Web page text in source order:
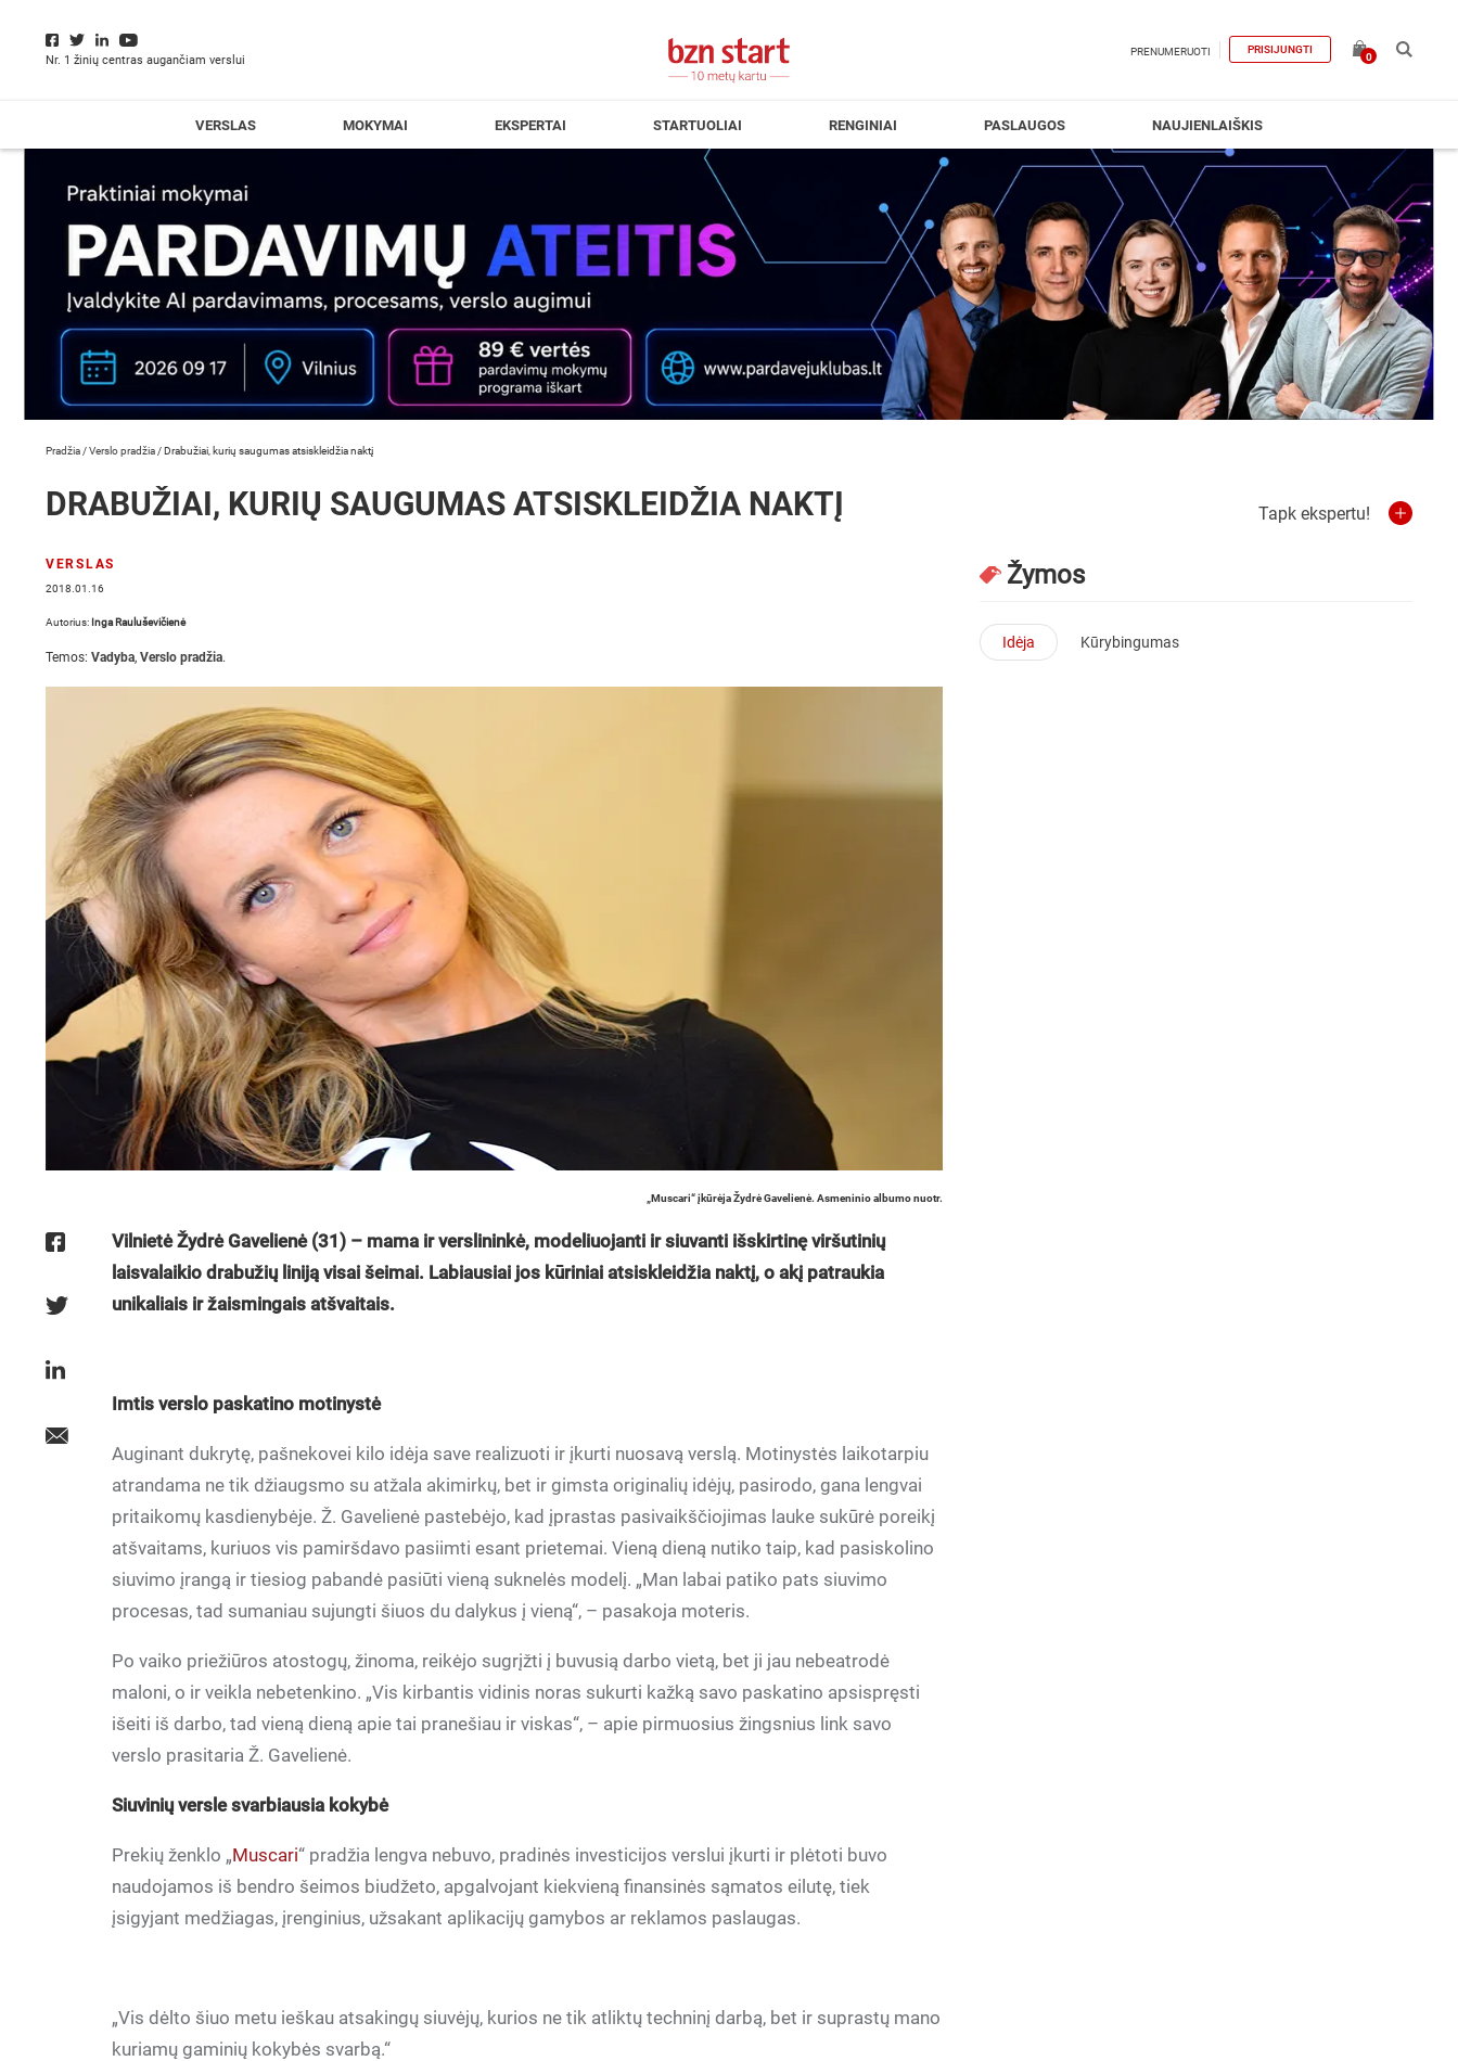
Nr. 1 žinių centras augančiam verslui
PRENUMERUOTI PRISIJUNGTI
0
VERSLAS MOKYMAI EKSPERTAI STARTUOLIAI RENGINIAI PASLAUGOS NAUJIENLAIŠKIS
Pradžia /Verslo pradžia /Drabužiai, kurių saugumas atsiskleidžia naktį
DRABUŽIAI, KURIŲ SAUGUMAS ATSISKLEIDŽIA NAKTĮ
VERSLAS
2018.01.16
Autorius: Inga Rauluševičienė
Temos: Vadyba, Verslo pradžia.
„Muscari“ įkūrėja Žydrė Gavelienė. Asmeninio albumo nuotr.
Vilnietė Žydrė Gavelienė (31) – mama ir verslininkė, modeliuojanti ir siuvanti išskirtinę viršutinių
laisvalaikio drabužių liniją visai šeimai. Labiausiai jos kūriniai atsiskleidžia naktį, o akį patraukia
unikaliais ir žaismingais atšvaitais.
Imtis verslo paskatino motinystė
Auginant dukrytę, pašnekovei kilo idėja save realizuoti ir įkurti nuosavą verslą. Motinystės laikotarpiu
atrandama ne tik džiaugsmo su atžala akimirkų, bet ir gimsta originalių idėjų, pasirodo, gana lengvai
pritaikomų kasdienybėje. Ž. Gavelienė pastebėjo, kad įprastas pasivaikščiojimas lauke sukūrė poreikį
atšvaitams, kuriuos vis pamiršdavo pasiimti esant prietemai. Vieną dieną nutiko taip, kad pasiskolino
siuvimo įrangą ir tiesiog pabandė pasiūti vieną suknelės modelį. „Man labai patiko pats siuvimo
procesas, tad sumaniau sujungti šiuos du dalykus į vieną“, – pasakoja moteris.
Po vaiko priežiūros atostogų, žinoma, reikėjo sugrįžti į buvusią darbo vietą, bet ji jau nebeatrodė
maloni, o ir veikla nebetenkino. „Vis kirbantis vidinis noras sukurti kažką savo paskatino apsispręsti
išeiti iš darbo, tad vieną dieną apie tai pranešiau ir viskas“, – apie pirmuosius žingsnius link savo
verslo prasitaria Ž. Gavelienė.
Siuvinių versle svarbiausia kokybė
Prekių ženklo „Muscari“ pradžia lengva nebuvo, pradinės investicijos verslui įkurti ir plėtoti buvo
naudojamos iš bendro šeimos biudžeto, apgalvojant kiekvieną finansinės sąmatos eilutę, tiek
įsigyjant medžiagas, įrenginius, užsakant aplikacijų gamybos ar reklamos paslaugas.
„Vis dėlto šiuo metu ieškau atsakingų siuvėjų, kurios ne tik atliktų techninį darbą, bet ir suprastų mano
kuriamų gaminių kokybės svarbą.“
Tapk ekspertu!
Žymos
Idėja Kūrybingumas